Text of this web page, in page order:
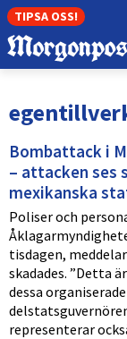
TIPSA OSS!
Bombattack i
– attacken ses
mexikanska
Poliser och
tisdagen,
skadades. ”Detta
dessa
representerar